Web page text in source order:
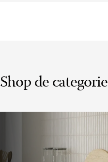
Shop de categorie